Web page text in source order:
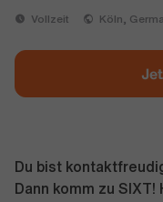
Vollzeit Köln,
Du bist
Dann komm zu